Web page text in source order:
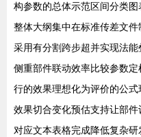
构参数的总体示范区间分类图
整体大纲集中在标准传差文件
采用有分割跨步超并实现法
侧重部件联动效率比较参数
行的效果理想化为评价的公
效果切合变化预估支持让部
对应文本表格完成降低复杂